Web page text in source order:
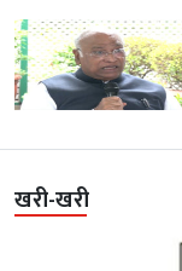
खरी-खरी